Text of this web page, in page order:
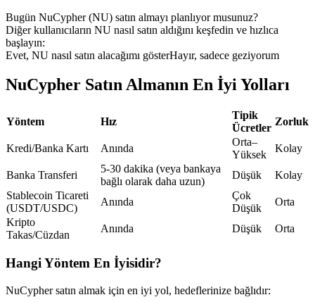
USDC Vadeli İşlemleri
En iyi traderlarla güçlerinizi birleştirin
Bugün NuCypher (NU) satın almayı planlıyor musunuz?
Diğer kullanıcıların NU nasıl satın aldığını keşfedin ve hızlıca
başlayın:
Evet, NU nasıl satın alacağımı gösterHayır, sadece geziyorum
NuCypher Satın Almanın En İyi Yolları
Yöntem Hız
Tipik
Ücretler
Zorluk
Kredi/Banka Kartı Anında
Orta–
Yüksek
Kolay
Banka Transferi
5-30 dakika (veya bankaya
bağlı olarak daha uzun)
Düşük
Kolay
Stablecoin Ticareti
(USDT/USDC)
Anında
Çok
Düşük
Orta
Kripto
Takas/Cüzdan
Anında Düşük Orta
Hangi Yöntem En İyisidir?
NuCypher satın almak için en iyi yol, hedeflerinize bağlıdır: